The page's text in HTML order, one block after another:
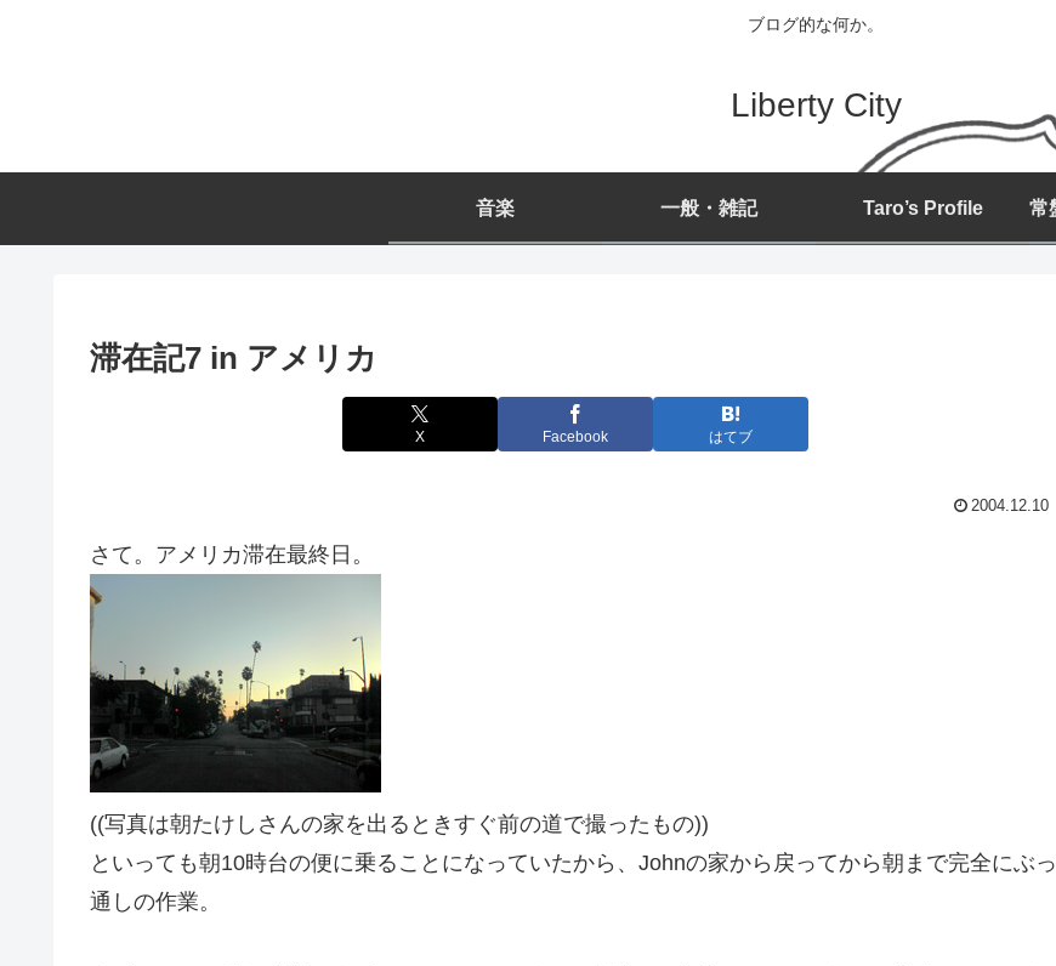
ブログ的な何か。
Liberty City
音楽 一般・雑記 Taro’s Profile
滞在記7 in アメリカ
X Facebook はてブ
2004.12.10
さて。アメリカ滞在最終日。
((写真は朝たけしさんの家を出るときすぐ前の道で撮ったもの))
といっても朝10時台の便に乗ることになっていたから、Johnの家から戻ってから朝まで完全にぶっ
通しの作業。